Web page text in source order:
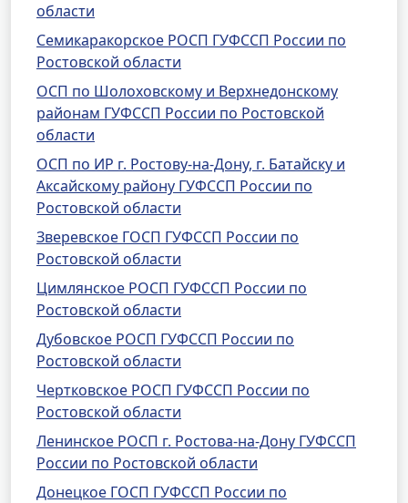
области
Семикаракорское РОСП ГУФССП России по
Ростовской области
ОСП по Шолоховскому и Верхнедонскому
районам ГУФССП России по Ростовской
области
ОСП по ИР г. Ростову-на-Дону, г. Батайску и
Аксайскому району ГУФССП России по
Ростовской области
Зверевское ГОСП ГУФССП России по
Ростовской области
Цимлянское РОСП ГУФССП России по
Ростовской области
Дубовское РОСП ГУФССП России по
Ростовской области
Чертковское РОСП ГУФССП России по
Ростовской области
Ленинское РОСП г. Ростова-на-Дону ГУФССП
России по Ростовской области
Донецкое ГОСП ГУФССП России по